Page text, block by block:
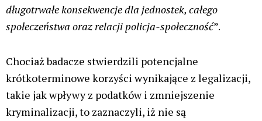
długotrwałe konsekwencje dla jednostek, całego
społeczeństwa oraz relacji policja-społeczność”.
Chociaż badacze stwierdzili potencjalne
krótkoterminowe korzyści wynikające z legalizacji,
takie jak wpływy z podatków i zmniejszenie
kryminalizacji, to zaznaczyli, iż nie są